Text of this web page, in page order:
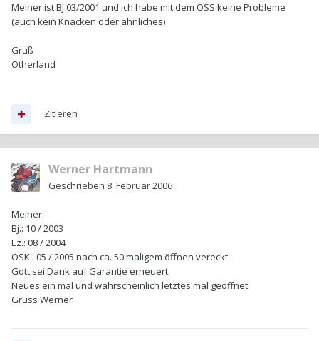
Meiner ist BJ 03/2001 und ich habe mit dem OSS keine Probleme
(auch kein Knacken oder ähnliches)
Gruß
Otherland
Zitieren
Werner Hartmann
Geschrieben 8. Februar 2006
Meiner:
Bj.: 10 / 2003
Ez.: 08 / 2004
OSK.: 05 / 2005 nach ca. 50 maligem öffnen vereckt.
Gott sei Dank auf Garantie erneuert.
Neues ein mal und wahrscheinlich letztes mal geöffnet.
Gruss Werner